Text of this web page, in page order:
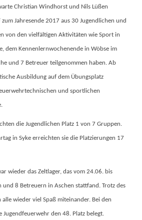
Christian Windhorst und Nils Lüßen
Jahresende 2017 aus 30 Jugendlichen und
von den vielfältigen Aktivitäten wie Sport in
dem Kennenlernwochenende in Wöbse im
und 7 Betreuer teilgenommen haben. Ab
Ausbildung auf dem Übungsplatz
und sportlichen
die Jugendlichen Platz 1 von 7 Gruppen.
in Syke erreichten sie die Platzierungen 17
wieder das Zeltlager, das vom 24.06. bis
und 8 Betreuern in Aschen stattfand. Trotz des
wieder viel Spaß miteinander. Bei den
den 48. Platz belegt.